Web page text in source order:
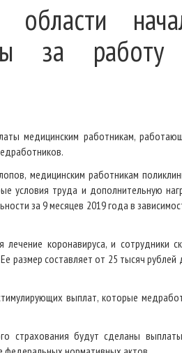
области
за
медицинским работникам,
медицинским работникам
условия труда и дополнительную
за 9 месяцев 2019 года в
коронавируса, и сотрудники
размер составляет от 25 тысяч рублей
выплат, которые
страхования будут сделаны